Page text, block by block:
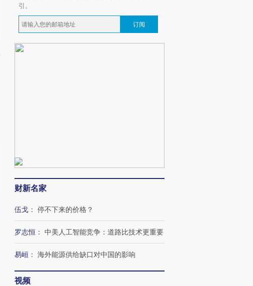
引。
订阅
财新名家
伍戈 ： 停不下来的价格？
罗志恒 ： 中美人工智能竞争：道路比技术更重要
易峘 ： 海外能源供给缺口对中国的影响
视频